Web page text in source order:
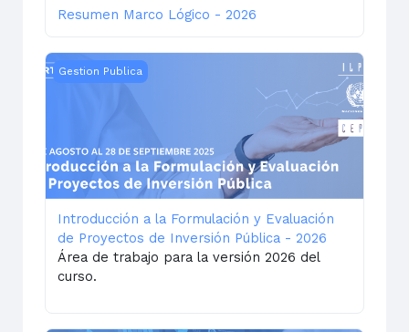
Resumen Marco Lógico - 2026
Introducción a la Formulación y Evaluación de
Gestion Publica
Introducción a la Formulación y Evaluación
de Proyectos de Inversión Pública - 2026
Área de trabajo para la versión 2026 del
curso.